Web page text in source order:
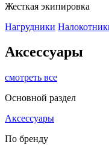
Жесткая экипировка
Нагрудники
Аксессуары
смотреть все
Основной раздел
Аксессуары
По бренду